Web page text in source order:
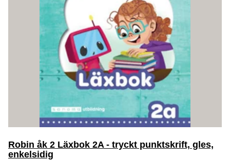
Robin åk 2 Läxbok 2A - tryckt punktskrift, gles,
enkelsidig